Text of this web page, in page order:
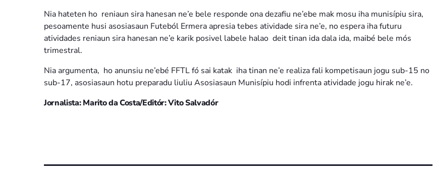
Nia hateten ho reniaun sira hanesan ne’e bele responde ona dezafiu ne’ebe mak mosu iha munisípiu sira,
pesoamente husi asosiasaun Futeból Ermera apresia tebes atividade sira ne’e, no espera iha futuru
atividades reniaun sira hanesan ne’e karik posivel labele halao deit tinan ida dala ida, maibé bele mós
trimestral.
Nia argumenta, ho anunsiu ne’ebé FFTL fó sai katak iha tinan ne’e realiza fali kompetisaun jogu sub-15 no
sub-17, asosiasaun hotu preparadu liuliu Asosiasaun Munisípiu hodi infrenta atividade jogu hirak ne’e.
Jornalista: Marito da Costa/Editór: Vito Salvadór